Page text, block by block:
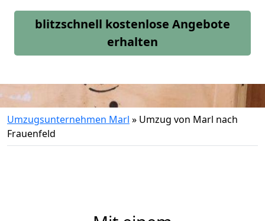
blitzschnell kostenlose Angebote
erhalten
Umzugsunternehmen Marl » Umzug von Marl nach
Frauenfeld